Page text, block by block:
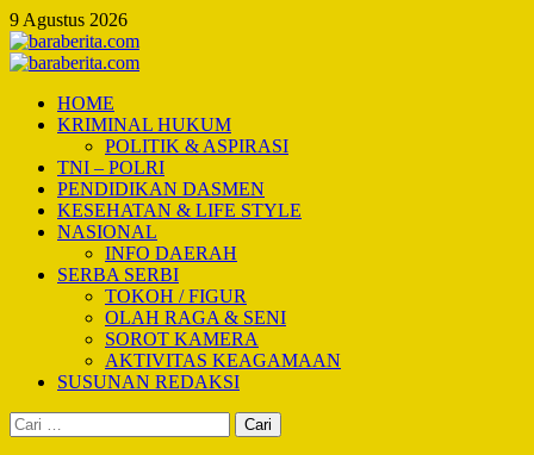
Skip
to
content
9 Agustus 2026
Primary
HOME
KRIMINAL HUKUM
POLITIK & ASPIRASI
TNI – POLRI
PENDIDIKAN DASMEN
KESEHATAN & LIFE STYLE
NASIONAL
INFO DAERAH
SERBA SERBI
TOKOH / FIGUR
OLAH RAGA & SENI
SOROT KAMERA
AKTIVITAS KEAGAMAAN
SUSUNAN REDAKSI
Cari
untuk: